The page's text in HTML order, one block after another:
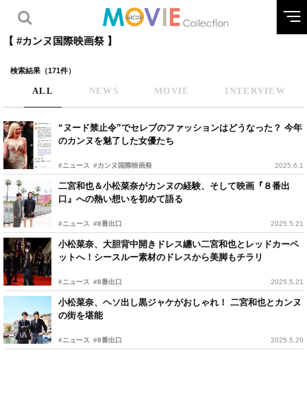
【 #カンヌ国際映画祭 】
検索結果（171件）
ALL NEWS MOVIE INTERVIEW
“ヌード禁止令”でセレブのファッションはどうなった？ 今年
のカンヌを魅了した女優たち
#ニュース #カンヌ国際映画祭 2025.6.1
二宮和也＆小松菜奈がカンヌの経験、そして映画『８番出
口』への熱い想いを初めて語る
#ニュース #8番出口 2025.5.21
小松菜奈、大胆背中開きドレス纏い二宮和也とレッドカーペ
ットへ！シースルー素材のドレスから美脚もチラリ
#ニュース #8番出口 2025.5.21
小松菜奈、ヘソ出し黒ジャケがおしゃれ！ 二宮和也とカンヌ
の街を堪能
#ニュース #8番出口 2025.5.20